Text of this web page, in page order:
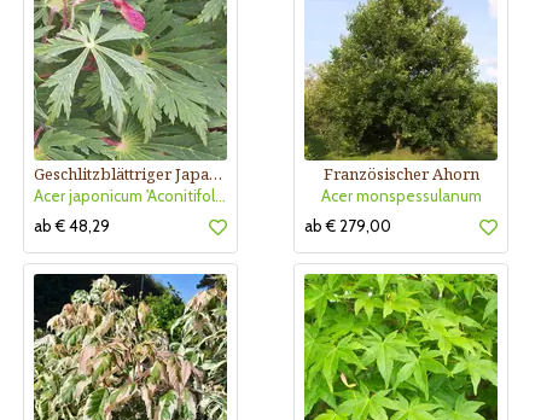
Geschlitzblättriger Japanahorn
Acer japonicum 'Aconitifolium'
ab € 48,29
Französischer Ahorn
Acer monspessulanum
ab € 279,00